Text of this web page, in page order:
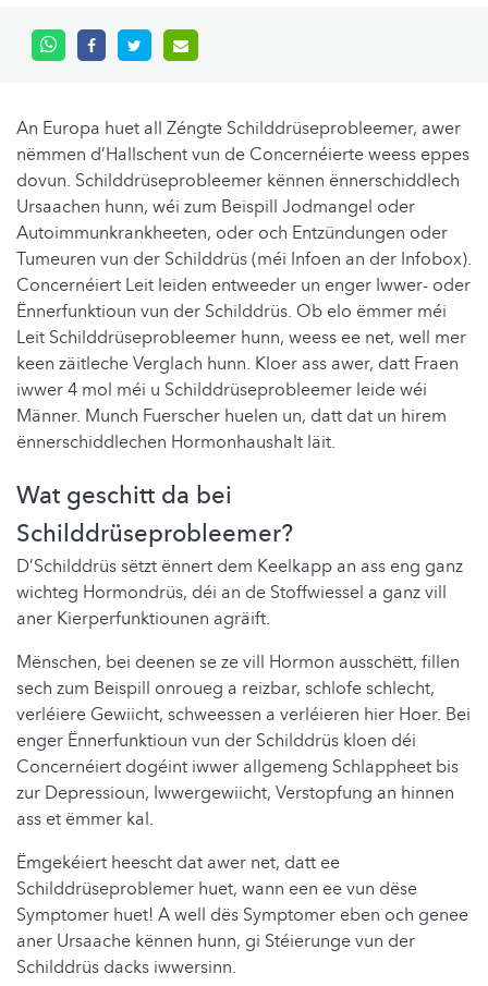
An Europa huet all Zéngte Schilddrüseprobleemer, awer
nëmmen d’Hallschent vun de Concernéierte weess eppes
dovun. Schilddrüseprobleemer kënnen ënnerschiddlech
Ursaachen hunn, wéi zum Beispill Jodmangel oder
Autoimmunkrankheeten, oder och Entzündungen oder
Tumeuren vun der Schilddrüs (méi Infoen an der Infobox).
Concernéiert Leit leiden entweeder un enger Iwwer- oder
Ënnerfunktioun vun der Schilddrüs. Ob elo ëmmer méi
Leit Schilddrüseprobleemer hunn, weess ee net, well mer
keen zäitleche Verglach hunn. Kloer ass awer, datt Fraen
iwwer 4 mol méi u Schilddrüseprobleemer leide wéi
Männer. Munch Fuerscher huelen un, datt dat un hirem
ënnerschiddlechen Hormonhaushalt läit.
Wat geschitt da bei
Schilddrüseprobleemer?
D’Schilddrüs sëtzt ënnert dem Keelkapp an ass eng ganz
wichteg Hormondrüs, déi an de Stoffwiessel a ganz vill
aner Kierperfunktiounen agräift.
Mënschen, bei deenen se ze vill Hormon ausschëtt, fillen
sech zum Beispill onroueg a reizbar, schlofe schlecht,
verléiere Gewiicht, schweessen a verléieren hier Hoer. Bei
enger Ënnerfunktioun vun der Schilddrüs kloen déi
Concernéiert dogéint iwwer allgemeng Schlappheet bis
zur Depressioun, Iwwergewiicht, Verstopfung an hinnen
ass et ëmmer kal.
Ëmgekéiert heescht dat awer net, datt ee
Schilddrüseproblemer huet, wann een ee vun dëse
Symptomer huet! A well dës Symptomer eben och genee
aner Ursaache kënnen hunn, gi Stéierunge vun der
Schilddrüs dacks iwwersinn.